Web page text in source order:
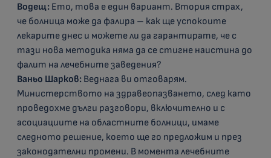
Водещ: Ето, това е един вариант. Втория страх,
че болница може да фалира – как ще успокоите
лекарите днес и можете ли да гарантирате, че с
тази нова методика няма да се стигне наистина до
фалит на лечебните заведения?
Ваньо Шарков: Веднага ви отговарям.
Министерството на здравеопазването, след като
проведохме дълги разговори, включително и с
асоциациите на областните болници, имаме
следното решение, което ще го предложим и през
законодателни промени. В момента лечебните